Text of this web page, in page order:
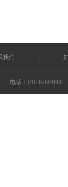
我们
电话：010-